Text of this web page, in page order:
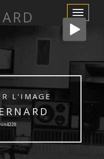
Afficher/
la
navigation
L'IMAGE